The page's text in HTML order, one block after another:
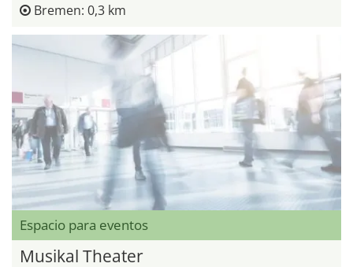
Bremen: 0,3 km
Espacio para eventos
Musikal Theater